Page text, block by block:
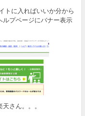
トに入ればいいか分から
ルプページにバナー表示
さん。。。